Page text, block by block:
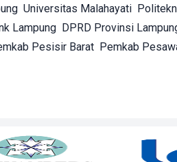
Universitas Malahayati
Lampung DPRD Provinsi
Pesisir Barat Pemkab